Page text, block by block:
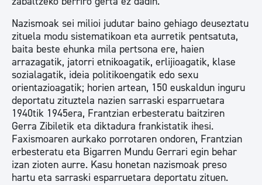
Nazismoak sei milioi judutar baino gehiago deuseztatu
zituela modu sistematikoan eta aurretik pentsatuta,
baita beste ehunka mila pertsona ere, haien
arrazagatik, jatorri etnikoagatik, erlijioagatik, klase
sozialagatik, ideia politikoengatik edo sexu
orientazioagatik; horien artean, 150 euskaldun inguru
deportatu zituztela nazien sarraski esparruetara
1940tik 1945era, Frantzian erbesteratu baitziren
Gerra Zibiletik eta diktadura frankistatik ihesi.
Faxismoaren aurkako porrotaren ondoren, Frantzian
erbesteratu eta Bigarren Mundu Gerrari egin behar
izan zioten aurre. Kasu honetan nazismoak preso
hartu eta sarraski esparruetara deportatu zituen.